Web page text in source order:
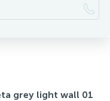
grey light wall 01